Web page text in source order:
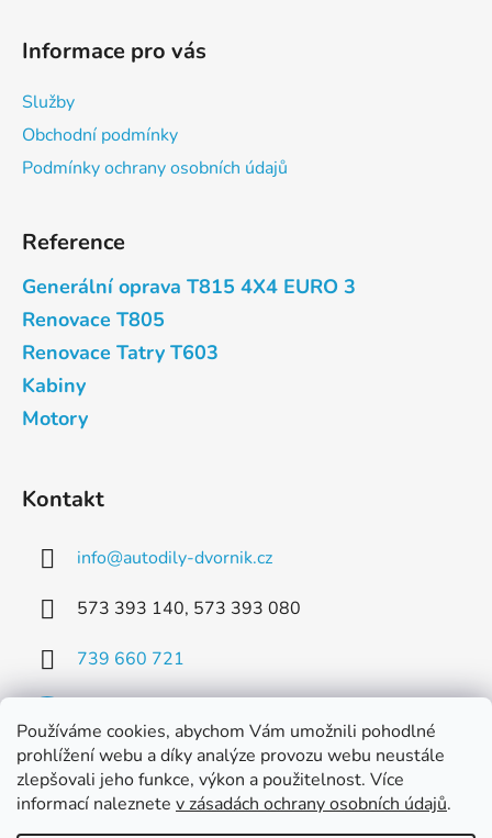
Používáme cookies, abychom Vám umožnili pohodlné
prohlížení webu a díky analýze provozu webu neustále
zlepšovali jeho funkce, výkon a použitelnost. Více
informací naleznete v zásadách ochrany osobních údajů.
Informace pro vás
Služby
Obchodní podmínky
Podmínky ochrany osobních údajů
Reference
Generální oprava T815 4X4 EURO 3
Renovace T805
Renovace Tatry T603
Kabiny
Motory
Kontakt
info@autodily-dvornik.cz
573 393 140, 573 393 080
739 660 721
Facebook